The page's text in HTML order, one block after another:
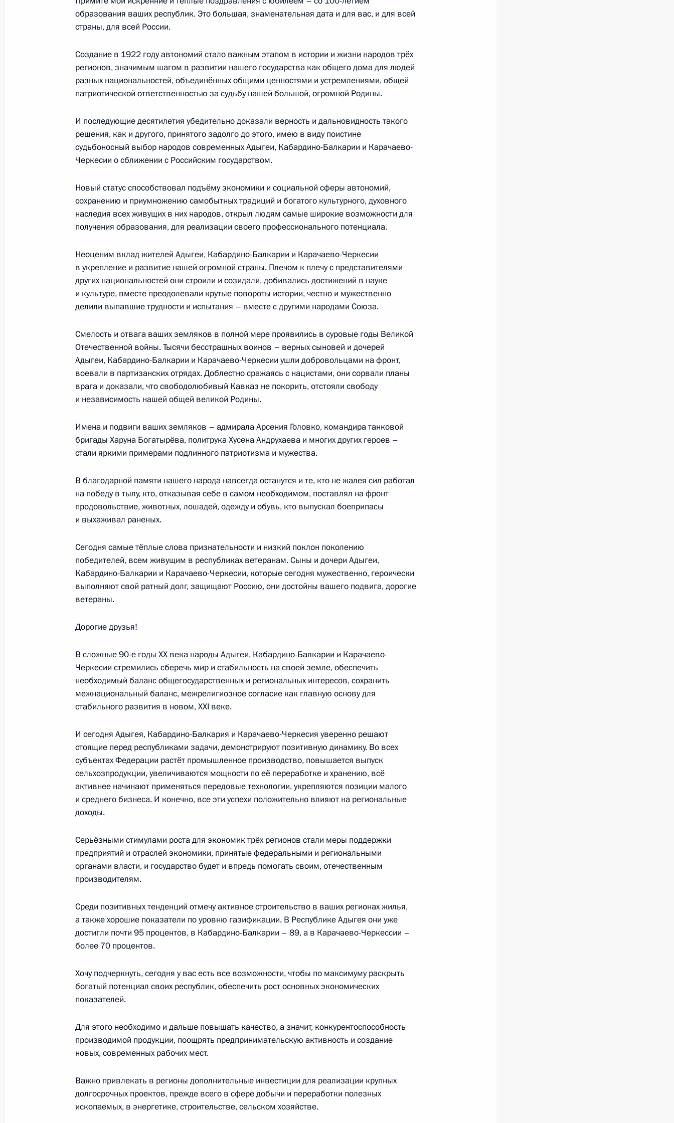
Встреча с членом Президиума Боснии и Герцеговины Милорадом
Додиком
Торжественное заседание по случаю 220-летия Минюста России 4
Встреча с руководителями предприятий ОПК
20 сентября 2022 года, 14:35 Москва, Кремль
6
Церемония вручения верительных грамот
20 сентября 2022 года, 12:40 Москва, Кремль
19 сентября 2022 года, понедельник
20 сентября Президент примет верительные грамоты у 24 вновь
прибывших послов иностранных государств и будет
Совещание по экономическим вопросам
19 сентября 2022 года, 13:45 Московская область, Ново-Огарёво
18 сентября 2022 года, воскресенье
Таджикистана
17 сентября 2022 года, суббота
Телефонный разговор с Президентом Узбекистана Шавкатом
Мирзиёевым
17 сентября 2022 года, 19:10
Пресс-конференция по итогам визита в Узбекистан
16 сентября 2022 года, 19:00 Самарканд
Встреча с Президентом Азербайджана Ильхамом Алиевым
16 сентября 2022 года, 18:15 Самарканд
Встреча с Президентом Турции Реджепом Тайипом Эрдоганом
16 сентября 2022 года, 17:30
Встреча с Премьер-министром Индии Нарендрой Моди
Заседание Совета глав государств – членов ШОС
16 сентября 2022 года, 13:05 Самарканд
24
15 сентября 2022 года, четверг
Церемония посадки деревьев главами делегаций стран –
15 сентября 2022 года, 18:15 Самарканд
Церемония вручения Президенту Узбекистана Шавкату
Мирзиёеву ордена Александра Невского
15 сентября 2022 года, 17:30 Самарканд
2
образования ваших республик. Это большая, знаменательная дата и для вас, и для всей
страны, для всей России.
Создание в 1922 году автономий стало важным этапом в истории и жизни народов трёх
регионов, значимым шагом в развитии нашего государства как общего дома для людей
разных национальностей, объединённых общими ценностями и устремлениями, общей
патриотической ответственностью за судьбу нашей большой, огромной Родины.
И последующие десятилетия убедительно доказали верность и дальновидность такого
решения, как и другого, принятого задолго до этого, имею в виду поистине
судьбоносный выбор народов современных Адыгеи, Кабардино-Балкарии и Карачаево-
Черкесии о сближении с Российским государством.
Новый статус способствовал подъёму экономики и социальной сферы автономий,
сохранению и приумножению самобытных традиций и богатого культурного, духовного
наследия всех живущих в них народов, открыл людям самые широкие возможности для
получения образования, для реализации своего профессионального потенциала.
Неоценим вклад жителей Адыгеи, Кабардино-Балкарии и Карачаево-Черкесии
в укрепление и развитие нашей огромной страны. Плечом к плечу с представителями
других национальностей они строили и созидали, добивались достижений в науке
и культуре, вместе преодолевали крутые повороты истории, честно и мужественно
делили выпавшие трудности и испытания – вместе с другими народами Союза.
Смелость и отвага ваших земляков в полной мере проявились в суровые годы Великой
Отечественной войны. Тысячи бесстрашных воинов – верных сыновей и дочерей
Адыгеи, Кабардино-Балкарии и Карачаево-Черкесии ушли добровольцами на фронт,
воевали в партизанских отрядах. Доблестно сражаясь с нацистами, они сорвали планы
врага и доказали, что свободолюбивый Кавказ не покорить, отстояли свободу
и независимость нашей общей великой Родины.
Имена и подвиги ваших земляков – адмирала Арсения Головко, командира танковой
бригады Харуна Богатырёва, политрука Хусена Андрухаева и многих других героев –
стали яркими примерами подлинного патриотизма и мужества.
В благодарной памяти нашего народа навсегда останутся и те, кто не жалея сил работал
на победу в тылу, кто, отказывая себе в самом необходимом, поставлял на фронт
продовольствие, животных, лошадей, одежду и обувь, кто выпускал боеприпасы
и выхаживал раненых.
Сегодня самые тёплые слова признательности и низкий поклон поколению
победителей, всем живущим в республиках ветеранам. Сыны и дочери Адыгеи,
Кабардино-Балкарии и Карачаево-Черкесии, которые сегодня мужественно, героически
выполняют свой ратный долг, защищают Россию, они достойны вашего подвига, дорогие
ветераны.
Дорогие друзья!
В сложные 90-е годы ХХ века народы Адыгеи, Кабардино-Балкарии и Карачаево-
Черкесии стремились сберечь мир и стабильность на своей земле, обеспечить
необходимый баланс общегосударственных и региональных интересов, сохранить
межнациональный баланс, межрелигиозное согласие как главную основу для
стабильного развития в новом, ХХI веке.
И сегодня Адыгея, Кабардино-Балкария и Карачаево-Черкесия уверенно решают
стоящие перед республиками задачи, демонстрируют позитивную динамику. Во всех
субъектах Федерации растёт промышленное производство, повышается выпуск
сельхозпродукции, увеличиваются мощности по её переработке и хранению, всё
активнее начинают применяться передовые технологии, укрепляются позиции малого
и среднего бизнеса. И конечно, все эти успехи положительно влияют на региональные
доходы.
Серьёзными стимулами роста для экономик трёх регионов стали меры поддержки
предприятий и отраслей экономики, принятые федеральными и региональными
органами власти, и государство будет и впредь помогать своим, отечественным
производителям.
Среди позитивных тенденций отмечу активное строительство в ваших регионах жилья,
а также хорошие показатели по уровню газификации. В Республике Адыгея они уже
достигли почти 95 процентов, в Кабардино-Балкарии – 89, а в Карачаево-Черкессии –
более 70 процентов.
Хочу подчеркнуть, сегодня у вас есть все возможности, чтобы по максимуму раскрыть
богатый потенциал своих республик, обеспечить рост основных экономических
показателей.
Для этого необходимо и дальше повышать качество, а значит, конкурентоспособность
производимой продукции, поощрять предпринимательскую активность и создание
новых, современных рабочих мест.
Важно привлекать в регионы дополнительные инвестиции для реализации крупных
долгосрочных проектов, прежде всего в сфере добычи и переработки полезных
ископаемых, в энергетике, строительстве, сельском хозяйстве.